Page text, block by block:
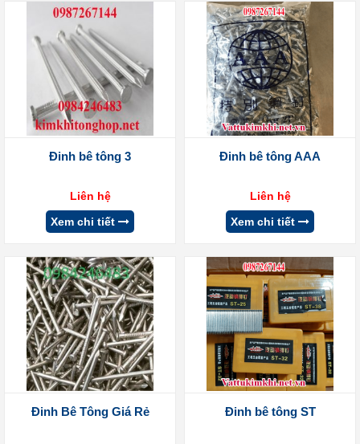
Đinh bê tông 3
Liên hệ
Xem chi tiết
Đinh bê tông AAA
Liên hệ
Xem chi tiết
Đinh Bê Tông Giá Rẻ Đinh bê tông ST